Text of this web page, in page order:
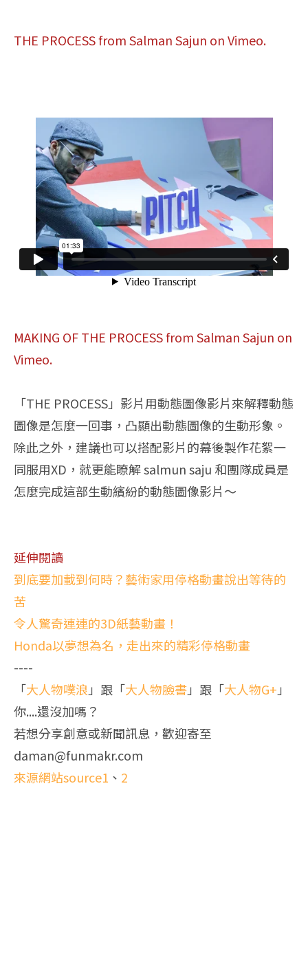
THE PROCESSfrom Salman Sajun on Vimeo.
MAKING OF THE PROCESSfrom Salman Sajun on
Vimeo.
「THE PROCESS」影片用動態圖像影片來解釋動態
圖像是怎麼一回事，凸顯出動態圖像的生動形象。
除此之外，建議也可以搭配影片的幕後製作花絮一
同服用XD，就更能瞭解 salmun saju 和團隊成員是
怎麼完成這部生動繽紛的動態圖像影片～
延伸閱讀
到底要加載到何時？藝術家用停格動畫說出等待的
苦
令人驚奇連連的3D紙藝動畫！
Honda以夢想為名，走出來的精彩停格動畫
----
「大人物噗浪 」跟「大人物臉書」跟「大人物G+ 」
你....還沒加嗎？
若想分享創意或新聞訊息，歡迎寄至
daman@funmakr.com
來源網站source1 、 2